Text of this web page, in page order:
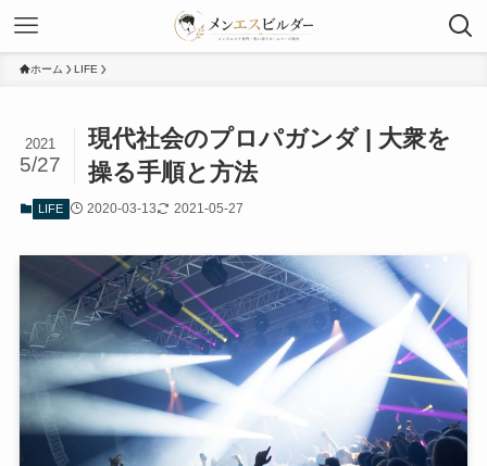
ホーム LIFE
現代社会のプロパガンダ | 大衆を
操る手順と方法
2021
5/27
LIFE 2020-03-13 2021-05-27